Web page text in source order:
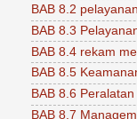
BAB 8.2
BAB 8.3
BAB 8.4 rekam
BAB 8.5
BAB 8.6
BAB 8.7